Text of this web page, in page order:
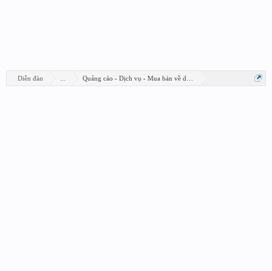
Diễn đàn Quảng cáo - Dịch vụ - Mua bán về design